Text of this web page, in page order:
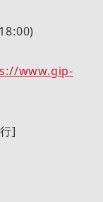
www.gip-
]